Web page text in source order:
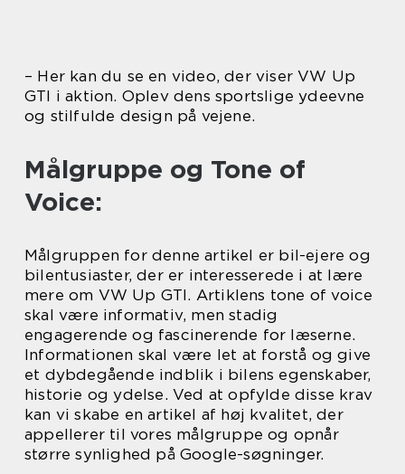
– Her kan du se en video, der viser VW Up
GTI i aktion. Oplev dens sportslige ydeevne
og stilfulde design på vejene.
Målgruppe og Tone of
Voice:
Målgruppen for denne artikel er bil-ejere og
bilentusiaster, der er interesserede i at lære
mere om VW Up GTI. Artiklens tone of voice
skal være informativ, men stadig
engagerende og fascinerende for læserne.
Informationen skal være let at forstå og give
et dybdegående indblik i bilens egenskaber,
historie og ydelse. Ved at opfylde disse krav
kan vi skabe en artikel af høj kvalitet, der
appellerer til vores målgruppe og opnår
større synlighed på Google-søgninger.